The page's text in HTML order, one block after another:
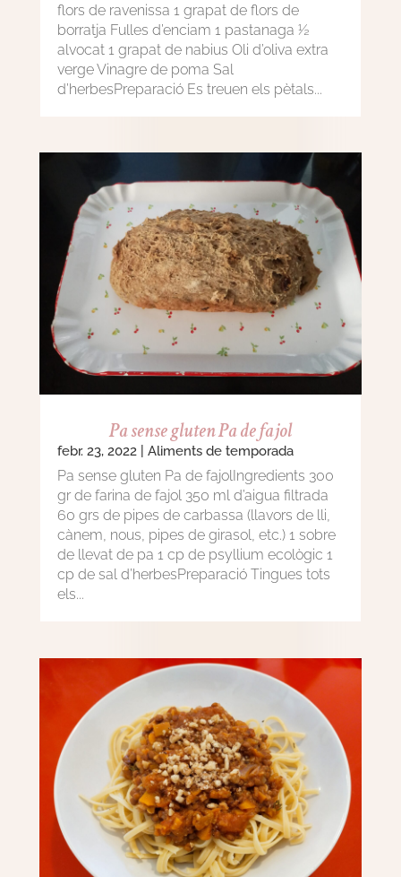
flors de ravenissa 1 grapat de flors de
borratja Fulles d’enciam 1 pastanaga ½
alvocat 1 grapat de nabius Oli d’oliva extra
verge Vinagre de poma Sal
d’herbesPreparació Es treuen els pètals...
Pa sense gluten Pa de fajol
febr. 23, 2022| Aliments de temporada
Pa sense gluten Pa de fajolIngredients 300
gr de farina de fajol 350 ml d’aigua filtrada
60 grs de pipes de carbassa (llavors de lli,
cànem, nous, pipes de girasol, etc.) 1 sobre
de llevat de pa 1 cp de psyllium ecològic 1
cp de sal d’herbesPreparació Tingues tots
els...